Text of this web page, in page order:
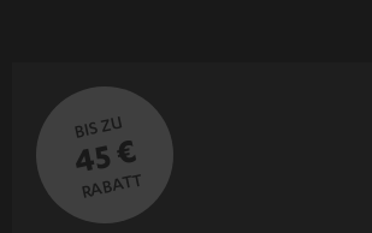
BIS ZU
45 €
RABATT